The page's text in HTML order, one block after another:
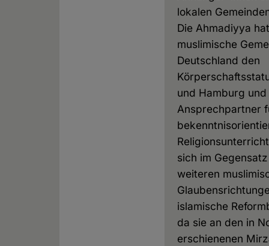
lokalen
Die Ahmadiyya
muslimische
Deutschland den
und Hamburg
Ansprechpartner
sich im
weiteren
islamische
da sie an den in
erschienenen